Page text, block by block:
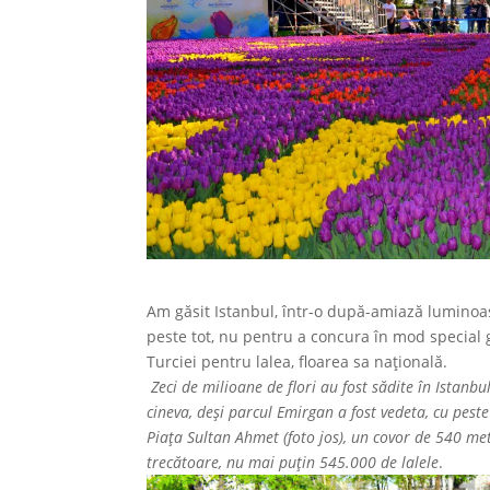
Am găsit Istanbul, într-o după-amiază
peste tot, nu pentru a concura în mod
Turciei pentru lalea, floarea sa națională.
Zeci de milioane de flori au fost sădite în
cineva, deși parcul Emirgan a fost vedeta, cu
Piața Sultan Ahmet (foto jos), un covor de 540
trecătoare, nu mai puțin 545.000 de lalele.